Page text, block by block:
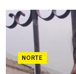
NORTE